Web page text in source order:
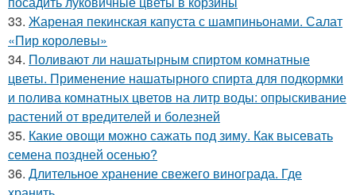
33. Жареная пекинская капуста с шампиньонами. Салат
«Пир королевы»
34. Поливают ли нашатырным спиртом комнатные
цветы. Применение нашатырного спирта для подкормки
и полива комнатных цветов на литр воды: опрыскивание
растений от вредителей и болезней
35. Какие овощи можно сажать под зиму. Как высевать
семена поздней осенью?
36. Длительное хранение свежего винограда. Где